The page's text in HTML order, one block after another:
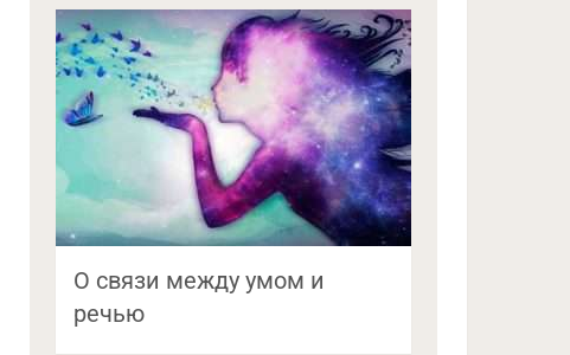
О связи между умом и
речью